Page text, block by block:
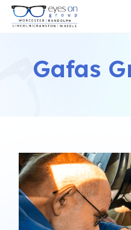
Gafas